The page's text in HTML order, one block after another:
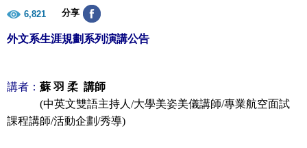
6,821 分享
外文系生涯規劃系列演講公告
講者： 蘇 羽 柔 講師
(中英文雙語主持人 /大學美姿美儀講師/專業航空面試
課程講師/活動企劃/秀導)